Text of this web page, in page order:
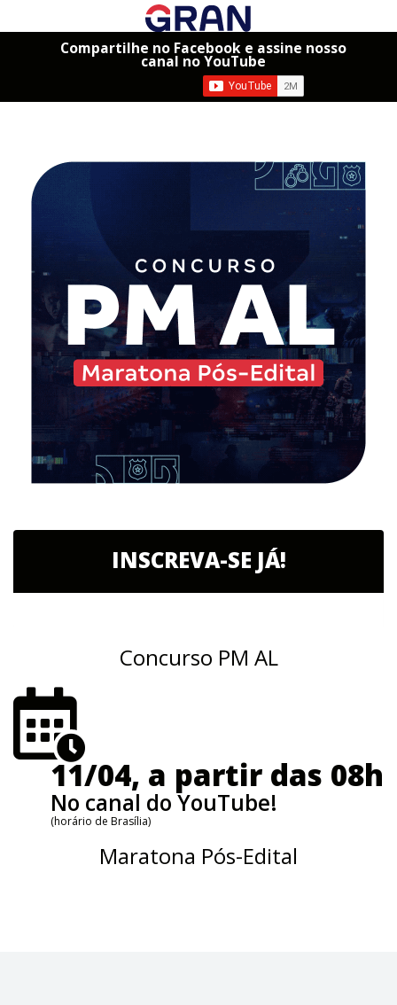
Compartilhe no Facebook e assine nosso
canal no YouTube
INSCREVA-SE JÁ!
Concurso PM AL
11/04, a partir das 08h
No canal do YouTube!
(horário de Brasília)
Maratona Pós-Edital